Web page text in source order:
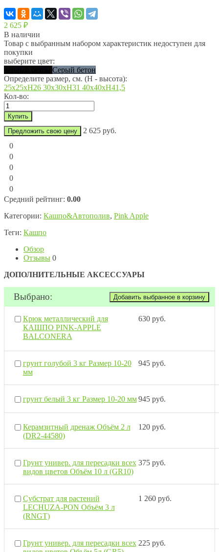
2 625 ₽
В наличии
Товар с выбранным набором характеристик недоступен для
покупки
выберите цвет:
Серый бетон
Определите размер, см. (Н - высота):
25x25xН26 30x30xН31 40x40xН41,5
Кол-во:
Предложить свою цену
2 625 руб.
0
0
0
0
0
Средний рейтинг: 0.00
Категории: Кашпо&Автополив, Pink Apple
Теги: Кашпо
Обзор
Отзывы 0
ДОПОЛНИТЕЛЬНЫЕ АКСЕССУАРЫ
Выбрано:
Крюк металлический для
КАШПО PINK-APPLE
BALCONERA
630 руб.
грунт голубой 3 кг Размер 10-20
мм
945 руб.
грунт белый 3 кг Размер 10-20 мм 945 руб.
Керамзитный дренаж Объём 2 л
(DR2-44580)
120 руб.
Грунт универ. для пересадки всех
видов цветов Объём 10 л (GR10)
375 руб.
Субстрат для растений
LECHUZA-PON Объём 3 л
(RNGT)
1 260 руб.
Грунт универ. для пересадки всех 225 руб.